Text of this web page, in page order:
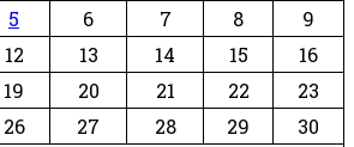
5 6 7 8
9
12 13 14 15
16
19 20 21 22
23
26 27 28 29
30